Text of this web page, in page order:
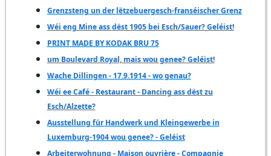
Grenzsteng un der lëtzebuergesch-franséischer Grenz
Wéi eng Mine ass dëst 1905 bei Esch/Sauer? Geléist!
PRINT MADE BY KODAK BRU 75
um Boulevard Royal, mais wou genee? Geléist!
Wache Dillingen - 17.9.1914 - wo genau?
Wéi ee Café - Restaurant - Dancing ass dëst zu
Esch/Alzette?
Ausstellung für Handwerk und Kleingewerbe in
Luxemburg-1904 wou genee? - Geléist
Arbeiterwohnung - Maison ouvrière - Compagnie